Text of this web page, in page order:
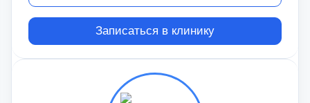
Записаться в клинику